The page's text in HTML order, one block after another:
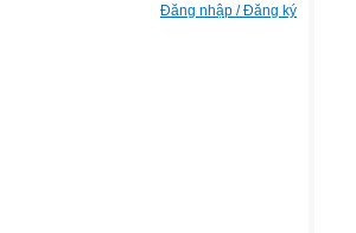
Đăng nhập / Đăng ký